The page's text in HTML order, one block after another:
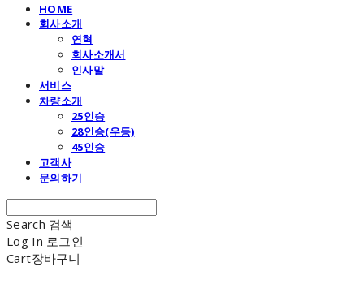
HOME
회사소개
연혁
회사소개서
인사말
서비스
차량소개
25인승
28인승(우등)
45인승
고객사
문의하기
Search 검색
Log In 로그인
Cart장바구니